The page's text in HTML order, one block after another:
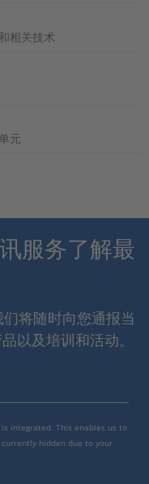
相关技术
元
服务了解最
将随时向您通报当
以及培训和活动。
integrated. This enables us to
hidden due to your